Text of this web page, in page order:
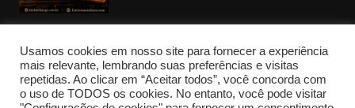
Copyrights Kimbanda Nagô © 2018. All rights reserved.
Usamos cookies em nosso site para fornecer a experiência
mais relevante, lembrando suas preferências e visitas
repetidas. Ao clicar em “Aceitar todos”, você concorda com
o uso de TODOS os cookies. No entanto, você pode visitar